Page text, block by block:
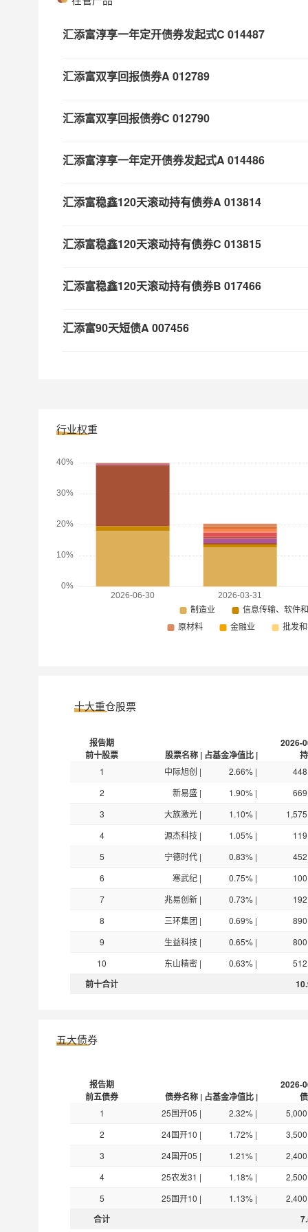
汇添富淳享一年定开债券发起式C 014487
汇添富双享回报债券A 012789
汇添富双享回报债券C 012790
汇添富淳享一年定开债券发起式A 014486
汇添富稳鑫120天滚动持有债券A 013814
汇添富稳鑫120天滚动持有债券C 013815
汇添富稳鑫120天滚动持有债券B 017466
汇添富90天短债A 007456
汇添富稳鑫90天持有债券C 019646
汇添富双享回报债券D
汇添富中债1-3年隐含评级AA+及以上信用债指数
汇添富多元收益债券D
汇添富多元收益债券A 470010
汇添富多元收益债券C 470011
行业权重
十大重仓股票
报告期
前十股票
2026-
股票名称 | 占基金净值比 |
1 中际旭创 | 2.66% |
2
新易盛 | 1.90% |
3
大族激光 | 1.10% |
4
源杰科技 | 1.05% |
5
宁德时代 | 0.83% |
6
寒武纪 | 0.75% |
7
兆易创新 | 0.73% |
8
三环集团 | 0.69% |
9
生益科技 | 0.65% |
10
东山精密 | 0.63% |
前十合计
五大债券
报告期
前五债券
2026-
债券名称 | 占基金净值比 |
1 25国开05 | 2.32% |
2
24国开10 | 1.72% |
3
24国开05 | 1.21% |
4
25农发31 | 1.18% |
5
25国开10 | 1.13% |
合计